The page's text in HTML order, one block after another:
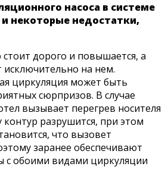
насоса в системе
некоторые недостатки,
стоит дорого и повышается, а
исключительно на нем.
циркуляция может быть
сюрпризов. В случае
вызывает перегрев носителя
контур разрушится, при этом
что вызовет
заранее обеспечивают
с обоими видами циркуляции